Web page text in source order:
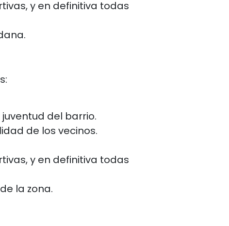
y en definitiva todas
del barrio.
de los vecinos.
y en definitiva todas
la zona.